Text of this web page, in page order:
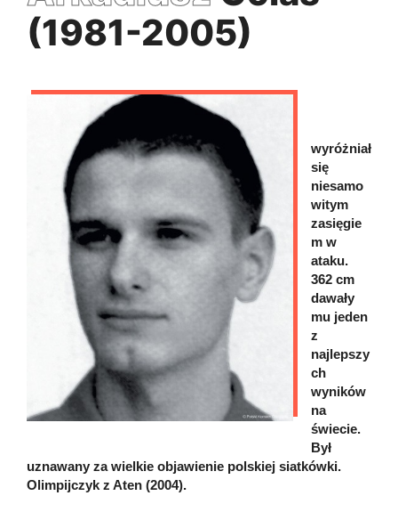
(1981-2005)
wyróżniał
się
niesamo
witym
zasięgie
m w
ataku.
362 cm
dawały
mu jeden
z
najlepszy
ch
wyników
na
świecie.
Był
uznawany za wielkie objawienie polskiej siatkówki.
Olimpijczyk z Aten (2004).